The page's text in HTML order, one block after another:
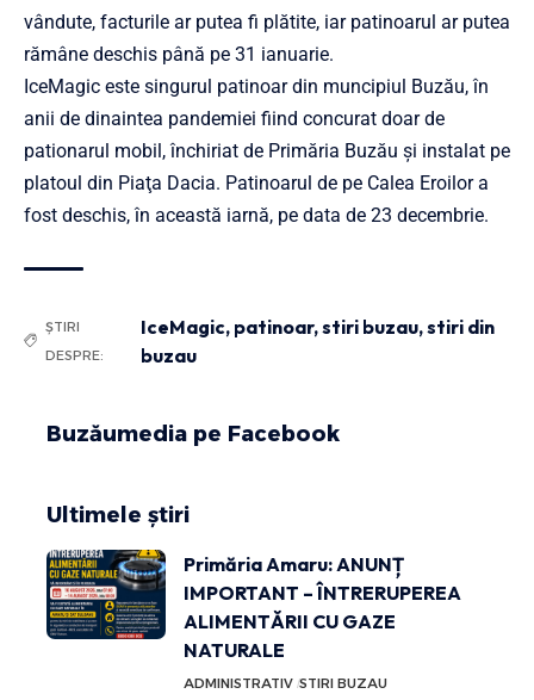
vândute, facturile ar putea fi plătite, iar patinoarul ar putea
rămâne deschis până pe 31 ianuarie.
IceMagic este singurul patinoar din muncipiul Buzău, în
anii de dinaintea pandemiei fiind concurat doar de
pationarul mobil, închiriat de Primăria Buzău și instalat pe
platoul din Piaţa Dacia. Patinoarul de pe Calea Eroilor a
fost deschis, în această iarnă, pe data de 23 decembrie.
ȘTIRI
DESPRE:
IceMagic, patinoar,stiri buzau,stiri din
buzau
Buzăumedia pe Facebook
Ultimele știri
Primăria Amaru: ANUNȚ
IMPORTANT – ÎNTRERUPEREA
ALIMENTĂRII CU GAZE
NATURALE
ADMINISTRATIV STIRI BUZAU